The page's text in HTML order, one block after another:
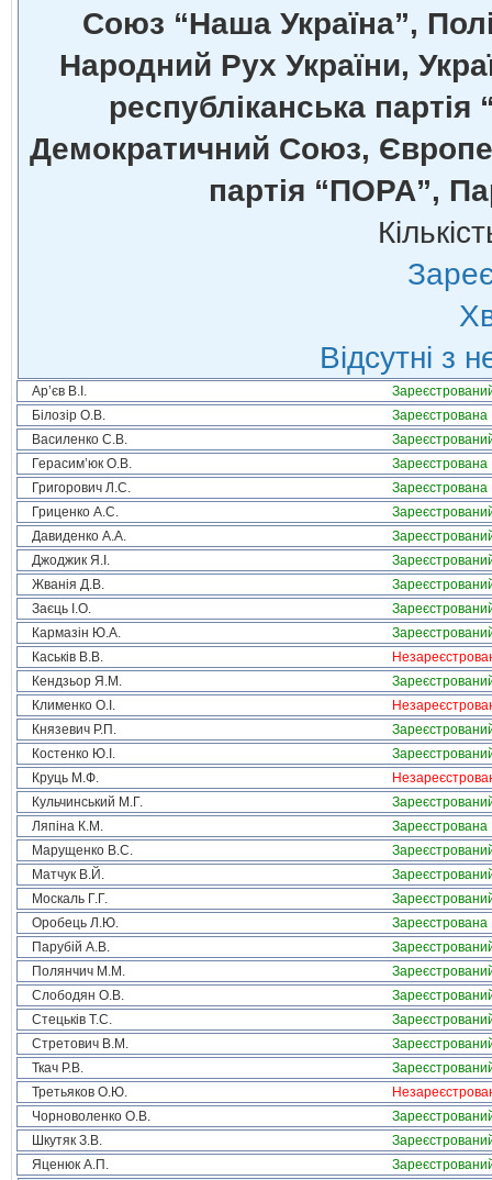
Союз “Наша Україна”,
Народний Рух України,
республіканська
Демократичний Союз,
партія “ПОРА”,
Відсутні з
Ар’єв В.І.
Білозір О.В.
Зареєстрована
Василенко С.В.
Герасим’юк О.В.
Зареєстрована
Григорович Л.С.
Зареєстрована
Гриценко А.С.
Давиденко А.А.
Джоджик Я.І.
Жванія Д.В.
Заєць І.О.
Кармазін Ю.А.
Каськів В.В.
Кендзьор Я.М.
Клименко О.І.
Князевич Р.П.
Костенко Ю.І.
Круць М.Ф.
Кульчинський М.Г.
Ляпіна К.М.
Зареєстрована
Марущенко В.С.
Матчук В.Й.
Москаль Г.Г.
Оробець Л.Ю.
Зареєстрована
Парубій А.В.
Полянчич М.М.
Слободян О.В.
Стецьків Т.С.
Стретович В.М.
Ткач Р.В.
Третьяков О.Ю.
Чорноволенко О.В.
Шкутяк З.В.
Яценюк А.П.